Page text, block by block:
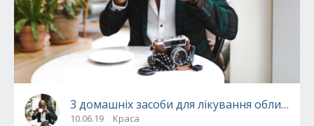
3 домашніх засоби для лікування облисіння
10.06.19 Краса